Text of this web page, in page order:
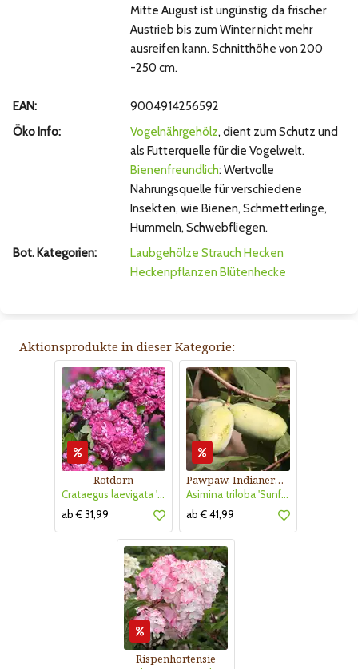
Mitte August ist ungünstig, da frischer
Austrieb bis zum Winter nicht mehr
ausreifen kann. Schnitthöhe von 200
-250 cm.
EAN:
9004914256592
Öko Info:
Vogelnährgehölz, dient zum Schutz und
als Futterquelle für die Vogelwelt.
Bienenfreundlich: Wertvolle
Nahrungsquelle für verschiedene
Insekten, wie Bienen, Schmetterlinge,
Hummeln, Schwebfliegen.
Bot. Kategorien:
Laubgehölze Strauch Hecken
Heckenpflanzen Blütenhecke
Aktionsprodukte in dieser Kategorie:
Rotdorn
Crataegus laevigata 'Pauls Scarlet'
ab € 31,99
Pawpaw, Indianerbanane
Asimina triloba 'Sunflower'
ab € 41,99
Rispenhortensie